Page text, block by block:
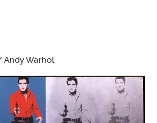
Andy Warhol